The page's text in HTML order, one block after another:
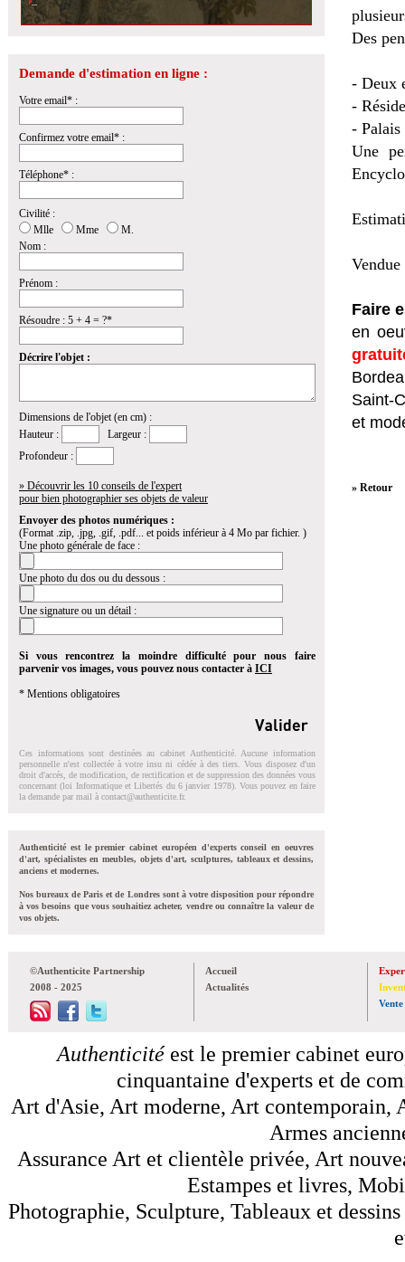
Demande d'estimation en ligne :
Votre email* :
Confirmez votre email* :
Téléphone* :
Civilité :
Mlle
Mme
M.
Nom :
Prénom :
Résoudre : 5 + 4 = ?*
Décrire l'objet :
Dimensions de l'objet (en cm) :
Hauteur :
Largeur :
Profondeur :
» Découvrir les 10 conseils de l'expert
pour bien photographier ses objets de valeur
Envoyer des photos numériques :
(Format .zip, .jpg, .gif, .pdf... et poids inférieur à 4 Mo par fichier. )
Une photo générale de face :
Une photo du dos ou du dessous :
Une signature ou un détail :
Si vous rencontrez la moindre difficulté pour nous faire
parvenir vos images, vous pouvez nous contacter à ICI
* Mentions obligatoires
Ces informations sont destinées au cabinet Authenticité. Aucune information
personnelle n'est collectée à votre insu ni cédée à des tiers. Vous disposez d'un
droit d'accés, de modification, de rectification et de suppression des données vous
concernant (loi Informatique et Libertés du 6 janvier 1978). Vous pouvez en faire
la demande par mail à contact@authenticite.fr.
Authenticité est le premier cabinet européen d'experts conseil en oeuvres
d'art, spécialistes en meubles, objets d'art, sculptures, tableaux et dessins,
anciens et modernes.
Nos bureaux de Paris et de Londres sont à votre disposition pour répondre
à vos besoins que vous souhaitiez acheter, vendre ou connaître la valeur de
vos objets.
Des
- Deux
-
-
Une
Faire
en
Saint-
et
» Retour
©Authenticite Partnership
2008 - 2025
Accueil
Actualités
Vente
Authenticitéest le premier cabinet
cinquantaine d'experts et de
Art d'Asie, Art moderne, Art contemporain,
Armes
Assurance Art et clientèle privée, Art
Estampes et livres,
Photographie, Sculpture, Tableaux et